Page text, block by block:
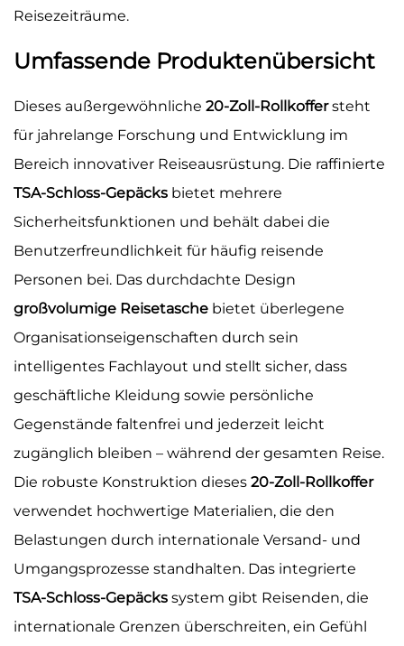
Reisezeiträume.
Umfassende Produktenübersicht
Dieses außergewöhnliche 20-Zoll-Rollkoffersteht
für jahrelange Forschung und Entwicklung im
Bereich innovativer Reiseausrüstung. Die raffinierte
TSA-Schloss-Gepäcks bietet mehrere
Sicherheitsfunktionen und behält dabei die
Benutzerfreundlichkeit für häufig reisende
Personen bei. Das durchdachte Design
großvolumige Reisetasche bietet überlegene
Organisationseigenschaften durch sein
intelligentes Fachlayout und stellt sicher, dass
geschäftliche Kleidung sowie persönliche
Gegenstände faltenfrei und jederzeit leicht
zugänglich bleiben – während der gesamten Reise.
Die robuste Konstruktion dieses 20-Zoll-Rollkoffer
verwendet hochwertige Materialien, die den
Belastungen durch internationale Versand- und
Umgangsprozesse standhalten. Das integrierte
TSA-Schloss-Gepäcks system gibt Reisenden, die
internationale Grenzen überschreiten, ein Gefühl